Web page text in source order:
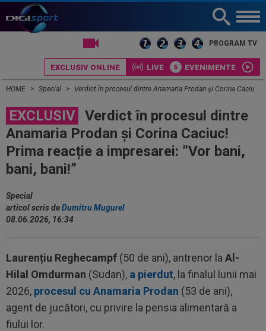
PROGRAM TV
EXCLUSIV ONLINE LIVE EVENIMENTE
HOME Special Verdict în procesul dintre Anamaria Prodan și Corina Caciuc! Prima reacție a impresarei: ”Vor bani, bani, bani!”
EXCLUSIV Verdict în procesul dintre
Anamaria Prodan și Corina Caciuc!
Prima reacție a impresarei: ”Vor bani,
bani, bani!”
Special
articol scris deDumitru Mugurel
08.06.2026, 16:34
Laurențiu Reghecampf (50 de ani), antrenor la Al-
Hilal Omdurman (Sudan), a pierdut, la finalul lunii mai
2026, procesul cu Anamaria Prodan (53 de ani),
agent de jucători, cu privire la pensia alimentară a
fiului lor.